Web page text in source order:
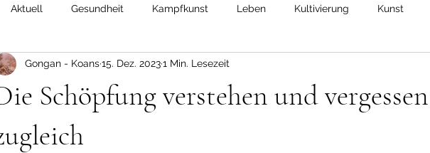
Aktuell Gesundheit Kampfkunst Leben Kultivierung Kunst
Schöpfung verstehen und vergessen
Gongan - Koans15. Dez. 20231 Min. Lesezeit